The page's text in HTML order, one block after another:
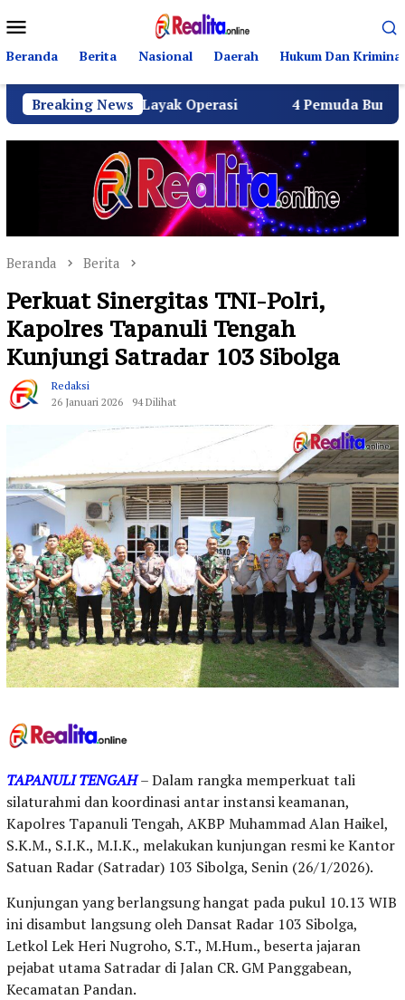
ke
kontenMobile
Beranda Berita Nasional Daerah Hukum Dan Kriminal
Breaking News
Layak Operasi 4 Pemuda Bungur Raya
Beranda Berita
Perkuat Sinergitas TNI-Polri,
Kapolres Tapanuli Tengah
Kunjungi Satradar 103 Sibolga
Redaksi
26 Januari 2026
94 Dilihat
TAPANULI TENGAH– Dalam rangka memperkuat tali
silaturahmi dan koordinasi antar instansi keamanan,
Kapolres Tapanuli Tengah, AKBP Muhammad Alan Haikel,
S.K.M., S.I.K., M.I.K., melakukan kunjungan resmi ke Kantor
Satuan Radar (Satradar) 103 Sibolga, Senin (26/1/2026).
Kunjungan yang berlangsung hangat pada pukul 10.13 WIB
ini disambut langsung oleh Dansat Radar 103 Sibolga,
Letkol Lek Heri Nugroho, S.T., M.Hum., beserta jajaran
pejabat utama Satradar di Jalan CR. GM Panggabean,
Kecamatan Pandan.